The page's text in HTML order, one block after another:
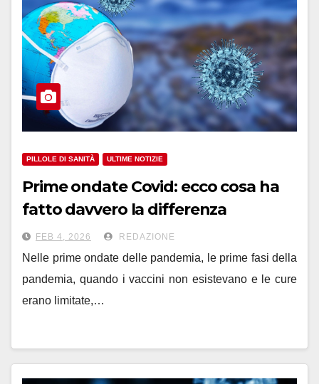
PILLOLE DI SANITÀ ULTIME NOTIZIE
Prime ondate Covid: ecco cosa ha
fatto davvero la differenza
FEB 4, 2026 REDAZIONE
Nelle prime ondate delle pandemia, le prime fasi della
pandemia, quando i vaccini non esistevano e le cure
erano limitate,…